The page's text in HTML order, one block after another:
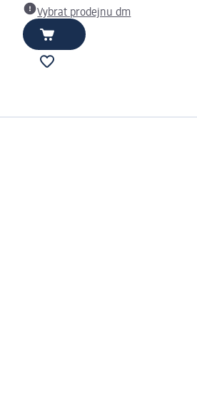
Vybrat prodejnu dm